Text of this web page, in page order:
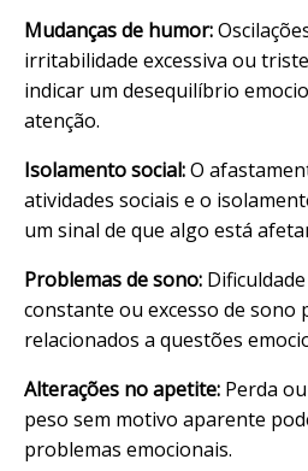
Mudanças de humor:
irritabilidade excessiva ou
indicar um desequilíbrio
atenção.
Isolamento social:O
atividades sociais e o
um sinal de que algo está
Problemas de sono:
constante ou excesso de sono
relacionados a questões
Alterações no apetite: Perda
peso sem motivo aparente
problemas emocionais.